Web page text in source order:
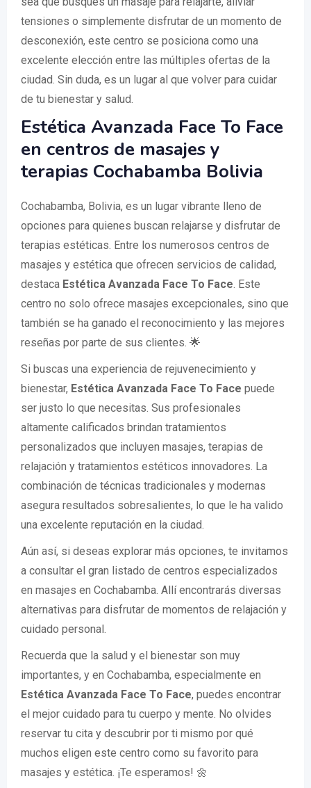
tensiones o simplemente disfrutar de un momento de
desconexión, este centro se posiciona como una
excelente elección entre las múltiples ofertas de la
ciudad. Sin duda, es un lugar al que volver para cuidar
de tu bienestar y salud.
Estética Avanzada Face To Face
en centros de masajes y
terapias Cochabamba Bolivia
Cochabamba, Bolivia, es un lugar vibrante lleno de
opciones para quienes buscan relajarse y disfrutar de
terapias estéticas. Entre los numerosos centros de
masajes y estética que ofrecen servicios de calidad,
destaca Estética Avanzada Face To Face. Este
centro no solo ofrece masajes excepcionales, sino que
también se ha ganado el reconocimiento y las mejores
reseñas por parte de sus clientes. 🌟
Si buscas una experiencia de rejuvenecimiento y
bienestar, Estética Avanzada Face To Face puede
ser justo lo que necesitas. Sus profesionales
altamente calificados brindan tratamientos
personalizados que incluyen masajes, terapias de
relajación y tratamientos estéticos innovadores. La
combinación de técnicas tradicionales y modernas
asegura resultados sobresalientes, lo que le ha valido
una excelente reputación en la ciudad.
Aún así, si deseas explorar más opciones, te invitamos
a consultar el gran listado de centros especializados
en masajes en Cochabamba. Allí encontrarás diversas
alternativas para disfrutar de momentos de relajación y
cuidado personal.
Recuerda que la salud y el bienestar son muy
importantes, y en Cochabamba, especialmente en
Estética Avanzada Face To Face, puedes encontrar
el mejor cuidado para tu cuerpo y mente. No olvides
reservar tu cita y descubrir por ti mismo por qué
muchos eligen este centro como su favorito para
masajes y estética. ¡Te esperamos! 🌼